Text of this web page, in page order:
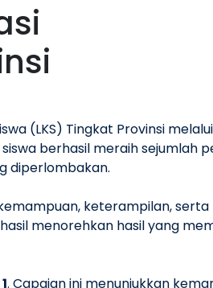
(LKS) Tingkat Provinsi
berhasil meraih sejumlah
diperlombakan.
keterampilan,
menorehkan hasil yang
. Capaian ini menunjukkan